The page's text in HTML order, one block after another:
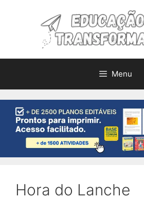
Menu
Hora do Lanche